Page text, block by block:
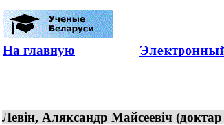
На главную
Левін, Аляксандр Майсеевіч